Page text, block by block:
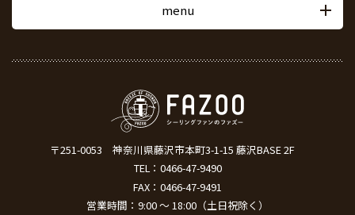
menu
〒251-0053
神奈川県藤沢市本町3-1-15 藤沢BASE 2F
TEL： 0466-47-9490
FAX：0466-47-9491
営業時間：9:00 ～ 18:00（土日祝除く）